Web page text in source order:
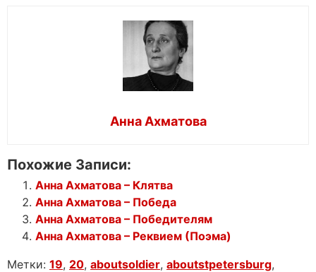
Анна Ахматова
Похожие Записи:
Анна Ахматова – Клятва
Анна Ахматова – Победа
Анна Ахматова – Победителям
Анна Ахматова – Реквием (Поэма)
Метки: 19, 20, aboutsoldier, aboutstpetersburg,